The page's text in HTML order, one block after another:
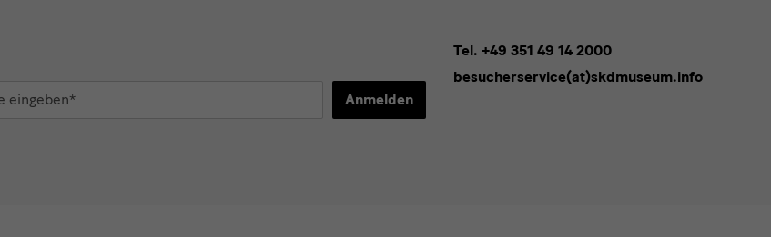
Anmelden
Tel. +49 351 49 14 2000
besucherservice(at)skdmuseum.info